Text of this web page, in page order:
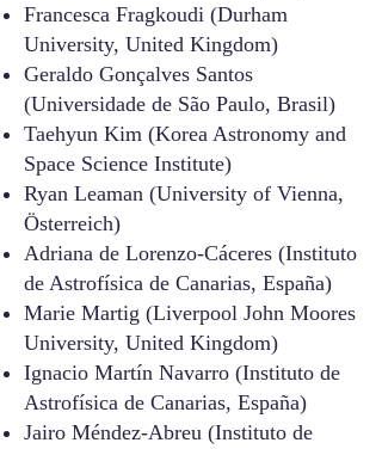
Francesca Fragkoudi (Durham
University, United Kingdom)
Geraldo Gonçalves Santos
(Universidade de São Paulo, Brasil)
Taehyun Kim (Korea Astronomy and
Space Science Institute)
Ryan Leaman (University of Vienna,
Österreich)
Adriana de Lorenzo-Cáceres (Instituto
de Astrofísica de Canarias, España)
Marie Martig (Liverpool John Moores
University, United Kingdom)
Ignacio Martín Navarro (Instituto de
Astrofísica de Canarias, España)
Jairo Méndez-Abreu (Instituto de